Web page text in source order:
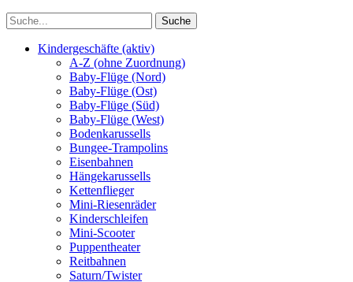
Kindergeschäfte (aktiv)
A-Z (ohne Zuordnung)
Baby-Flüge (Nord)
Baby-Flüge (Ost)
Baby-Flüge (Süd)
Baby-Flüge (West)
Bodenkarussells
Bungee-Trampolins
Eisenbahnen
Hängekarussells
Kettenflieger
Mini-Riesenräder
Kinderschleifen
Mini-Scooter
Puppentheater
Reitbahnen
Saturn/Twister